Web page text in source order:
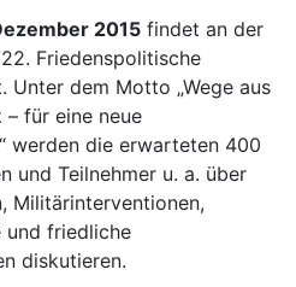
2015 findet an der
Friedenspolitische
Unter dem Motto „Wege aus
für eine neue
werden die erwarteten 400
und Teilnehmer u. a. über
Militärinterventionen,
und friedliche
diskutieren.